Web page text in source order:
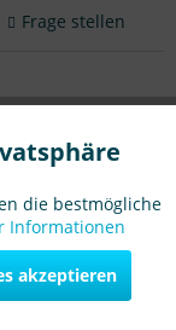
Frage stellen
Langlebig
Aktiv
Aktiv
Aktiv
die bestmögliche
Informationen
akzeptieren